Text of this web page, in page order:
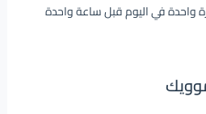
واحدة في اليوم قبل ساعة واحدة